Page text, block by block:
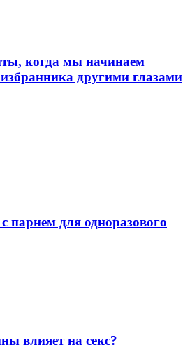
когда мы начинаем
избранника другими глазами
парнем для одноразового
влияет на секс?